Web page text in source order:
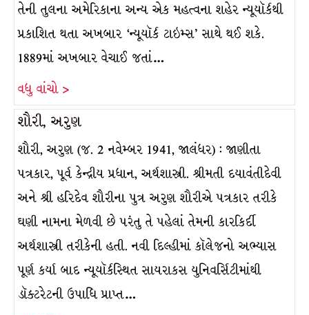
તેની તુલના અમેરિકાના અન્ય એક મહત્વના શહેર ન્યૂયૉર્કથી
પ્રકાશિત થતા અખબાર ‘ન્યૂયૉર્ક ટાઇમ્સ’ સાથે થઈ શકે.
1889માં અખબાર વેચાઈ જતાં…
વધુ વાંચો >
શૌરી, અરુણ
શૌરી, અરુણ (જ. 2 નવેમ્બર 1941, જાલંધર) : જાણીતા
પત્રકાર, પૂર્વ કેન્દ્રીય પ્રધાન, અર્થશાસ્ત્રી. શ્રીમતી દયાવંતીદેવી
અને શ્રી હરિદેવ શૌરીના પુત્ર અરુણ શૌરીએ પત્રકાર તરીકે
ઘણી નામના મેળવી છે પરંતુ તે પહેલાં તેમની કારકિર્દી
અર્થશાસ્ત્રી તરીકેની હતી. નવી દિલ્હીમાં કૉલેજનો અભ્યાસ
પૂર્ણ કર્યા બાદ ન્યૂયૉર્કસ્થિત સાયરાકસ યુનિવર્સિટીમાંથી
ડૉક્ટરેટની ઉપાધિ પ્રાપ્ત…